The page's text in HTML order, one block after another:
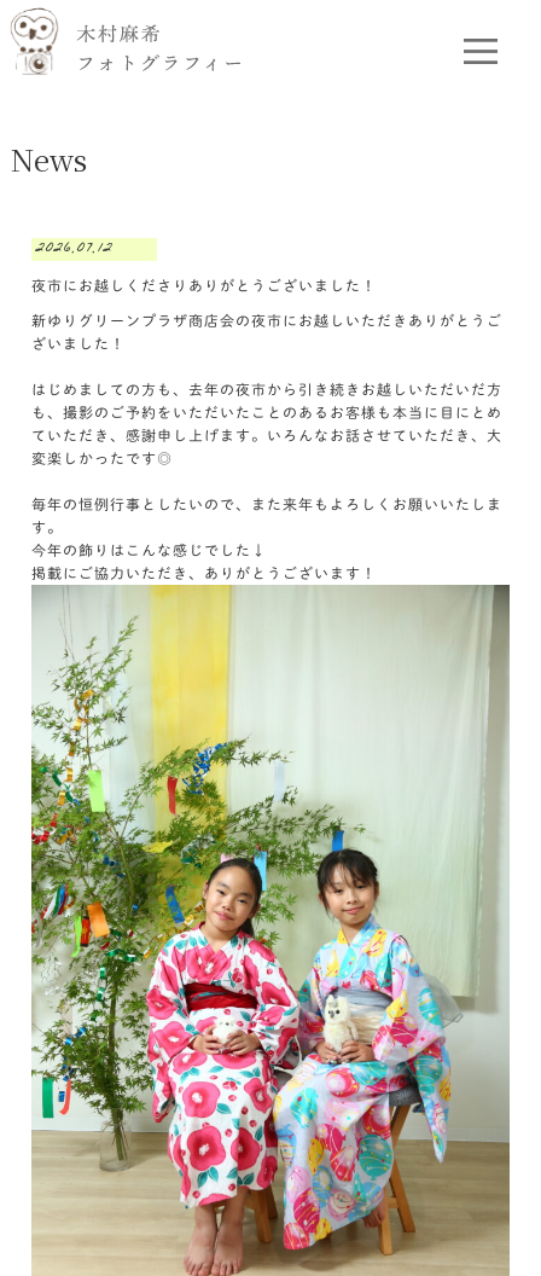
News
2026.07.12
夜市にお越しくださりありがとうございました！
新ゆりグリーンプラザ商店会の夜市にお越しいただきありがとうご
ざいました！
はじめましての方も、去年の夜市から引き続きお越しいただいだ方
も、撮影のご予約をいただいたことのあるお客様も本当に目にとめ
ていただき、感謝申し上げます。いろんなお話させていただき、大
変楽しかったです◎
毎年の恒例行事としたいので、また来年もよろしくお願いいたしま
す。
今年の飾りはこんな感じでした↓
掲載にご協力いただき、ありがとうございます！